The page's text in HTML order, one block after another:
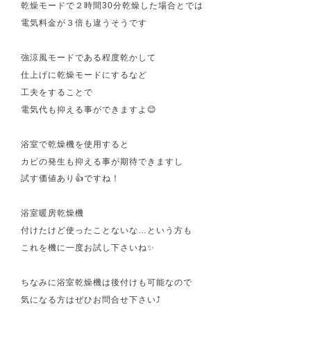
乾燥モードで２時間30分乾燥した場合とでは
電気料金が３倍も違うそうです
強涼風モードである程度乾かして
仕上げに乾燥モードにするなど
工夫をすることで
電気代も抑える事ができますよ😊
浴室で乾燥機を使用すると
カビの発生も抑える事が期待できますし
試す価値あり👍ですね！
浴室暖房乾燥機
付けたけど使ったことないな…という方も
これを機に一度お試し下さいね✨
ちなみに浴室乾燥機は後付けも可能なので
気になる方はぜひお問合せ下さい⤴